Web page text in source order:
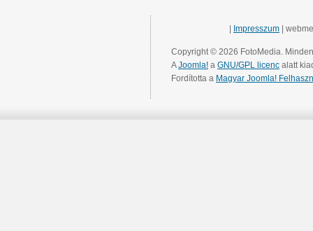
Impresszum |
Copyright © 2026 FotoMedia.
AJoomla! a GNU/GPL licenc alatt
Fordította a Magyar Joomla!